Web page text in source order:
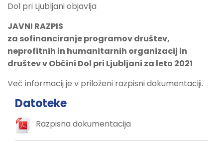
Dol pri Ljubljani objavlja
JAVNI RAZPIS
za sofinanciranje programov društev,
neprofitnih in humanitarnih organizacij in
društev v Občini Dol pri Ljubljani za leto 2021
Več informacij je v priloženi razpisni dokumentaciji.
Datoteke
Razpisna dokumentacija